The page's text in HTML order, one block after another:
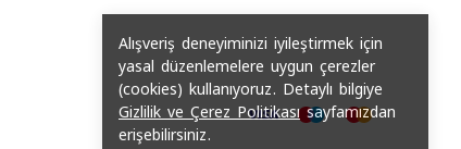
Alışveriş deneyiminizi iyileştirmek için
yasal düzenlemelere uygun çerezler
(cookies) kullanıyoruz. Detaylı bilgiye
Gizlilik ve Çerez Politikasısayfamızdan
erişebilirsiniz.